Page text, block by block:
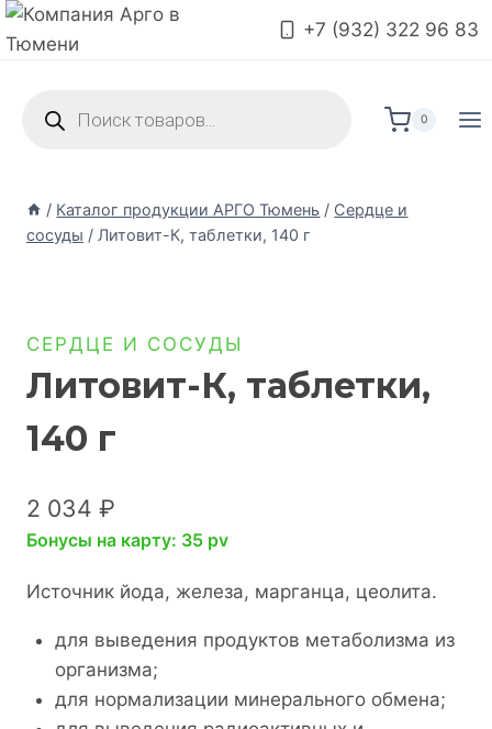
+7 (932) 322 96 83
0
/ Каталог продукции АРГО Тюмень / Сердце и
сосуды / Литовит-К, таблетки, 140 г
СЕРДЦЕ И СОСУДЫ
Литовит-К, таблетки,
140 г
2 034 ₽
Бонусы на карту: 35 pv
Источник йода, железа, марганца, цеолита.
для выведения продуктов метаболизма из
организма;
для нормализации минерального обмена;